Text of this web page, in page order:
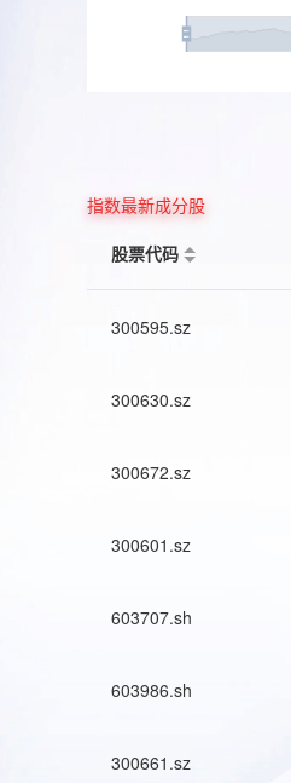
指数最新成分股
股票代码
300595.sz
300630.sz
300672.sz
300601.sz
603707.sh
603986.sh
300661.sz